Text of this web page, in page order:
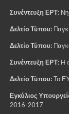
Συνέντευξη ΕΡΤ:
Δελτίο Τύπου:
Δελτίο Τύπου:
Συνέντευξη ΕΡΤ: H
Δελτίο Τύπου:Το
Εγκύλιος
2016-2017